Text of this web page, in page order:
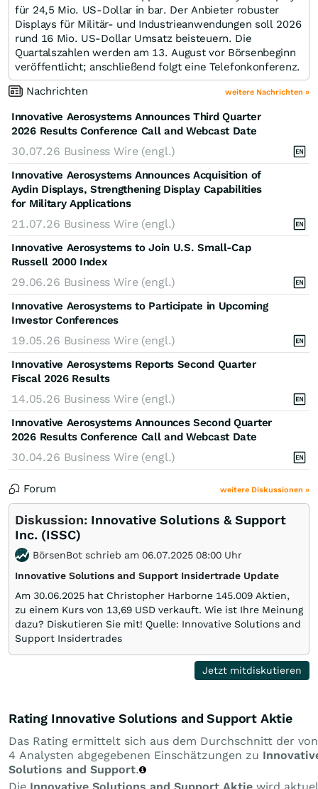
für 24,5 Mio. US-Dollar in bar. Der Anbieter robuster
Displays für Militär- und Industrieanwendungen soll 2026
rund 16 Mio. US-Dollar Umsatz beisteuern. Die
Quartalszahlen werden am 13. August vor Börsenbeginn
veröffentlicht; anschließend folgt eine Telefonkonferenz.
Nachrichten
weitere Nachrichten »
Innovative Aerosystems Announces Third Quarter
2026 Results Conference Call and Webcast Date
30.07.26 Business Wire (engl.)
Innovative Aerosystems Announces Acquisition of
Aydin Displays, Strengthening Display Capabilities
for Military Applications
21.07.26 Business Wire (engl.)
Innovative Aerosystems to Join U.S. Small-Cap
Russell 2000 Index
29.06.26 Business Wire (engl.)
Innovative Aerosystems to Participate in Upcoming
Investor Conferences
19.05.26 Business Wire (engl.)
Innovative Aerosystems Reports Second Quarter
Fiscal 2026 Results
14.05.26 Business Wire (engl.)
Innovative Aerosystems Announces Second Quarter
2026 Results Conference Call and Webcast Date
30.04.26 Business Wire (engl.)
Forum weitere Diskussionen »
Diskussion: Innovative Solutions & Support
Inc. (ISSC)
BörsenBot schrieb am 06.07.2025 08:00 Uhr
Innovative Solutions and Support Insidertrade Update
Am 30.06.2025 hat Christopher Harborne 145.009 Aktien,
zu einem Kurs von 13,69 USD verkauft. Wie ist Ihre Meinung
dazu? Diskutieren Sie mit! Quelle: Innovative Solutions and
Support Insidertrades
Jetzt mitdiskutieren
Rating Innovative Solutions and Support Aktie
Das Rating ermittelt sich aus dem Durchschnitt der von
4 Analysten abgegebenen Einschätzungen zu
Solutions and Support.
Die Innovative Solutions and Support Aktie wird